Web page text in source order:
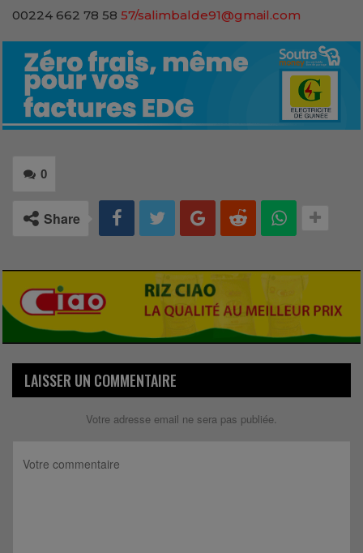
00224 662 78 58 57/salimbalde91@gmail.com
0
Share
LAISSER UN COMMENTAIRE
Votre adresse email ne sera pas publiée.